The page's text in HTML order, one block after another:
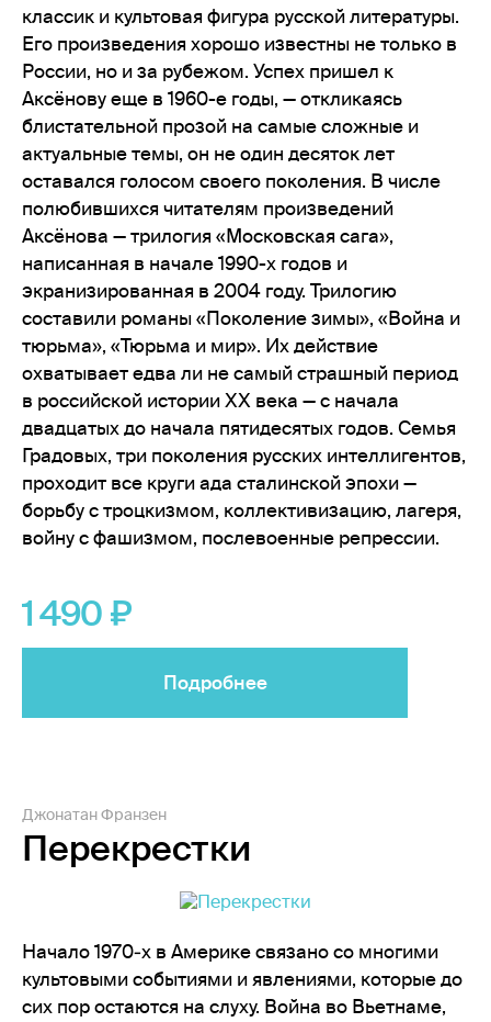
классик и культовая фигура русской литературы.
Его произведения хорошо известны не только в
России, но и за рубежом. Успех пришел к
Аксёнову еще в 1960-е годы, — откликаясь
блистательной прозой на самые сложные и
актуальные темы, он не один десяток лет
оставался голосом своего поколения. В числе
полюбившихся читателям произведений
Аксёнова — трилогия «Московская сага»,
написанная в начале 1990-х годов и
экранизированная в 2004 году. Трилогию
составили романы «Поколение зимы», «Война и
тюрьма», «Тюрьма и мир». Их действие
охватывает едва ли не самый страшный период
в российской истории ХХ века — с начала
двадцатых до начала пятидесятых годов. Семья
Градовых, три поколения русских интеллигентов,
проходит все круги ада сталинской эпохи —
борьбу с троцкизмом, коллективизацию, лагеря,
войну с фашизмом, послевоенные репрессии.
1 490
Подробнее
Джонатан Франзен
Перекрестки
Начало 1970‑х в Америке связано со многими
культовыми событиями и явлениями, которые до
сих пор остаются на слуху. Война во Вьетнаме,